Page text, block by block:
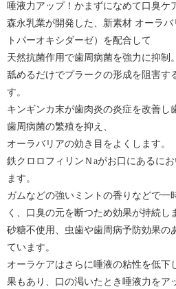
唾液力アップ！かまずになめて口臭ケ
森永乳業が開発した、新素材 オーラ
トパーオキシダーゼ）を配合して
天然抗菌作用で歯周病菌を強力に抑制。
舐めるだけでプラークの形成を阻害す
す。
キンギンカ末が歯肉炎の炎症を改善し
歯周病菌の繁殖を抑え、
オーラバリアの効き目をよくします。
鉄クロロフィリンＮaがお口にあるに
ます。
ガムなどの強いミントの香りなどで一
く、口臭の元を断つため効果が持続し
砂糖不使用、虫歯や歯周病予防効果の
ています。
オーラケアはさらに唾液の粘性を低下
果もあり、口の渇いたとき唾液力をア